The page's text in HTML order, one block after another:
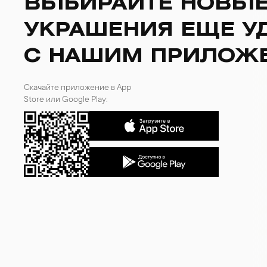
БРАСЛЕТЫ
ДЕТЯМ
МУЖЧИНАМ
ИНТЕРЬЕР
АКСЕССУАРЫ И
ВЫБИРАЙТЕ
УКРАШЕНИЯ ЕЩЕ
С НАШИМ
Скачайте приложение в App
Store или Google Play: